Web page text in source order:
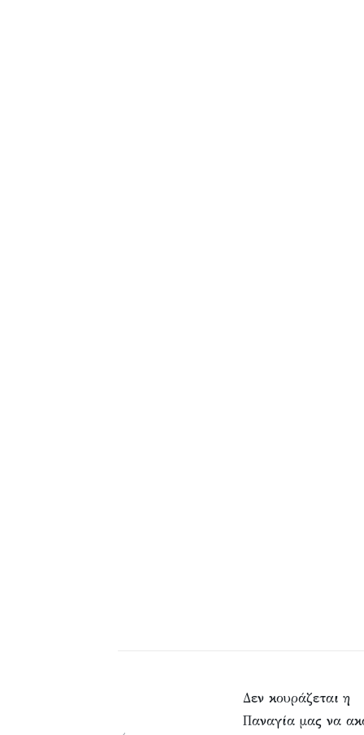
Δεν κουράζεται η
Παναγία μας να